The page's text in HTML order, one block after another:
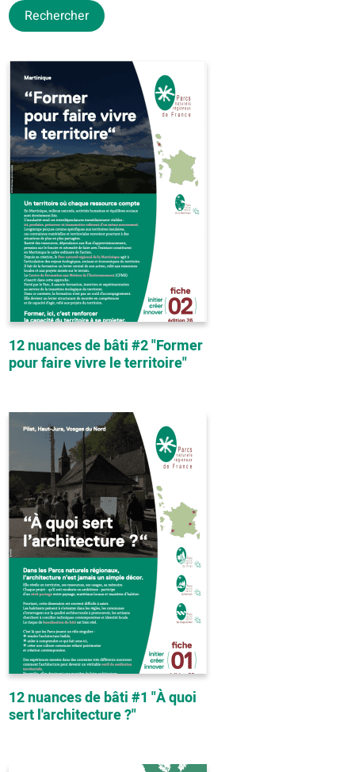
Rechercher
12 nuances de bâti #2 "Former
pour faire vivre le territoire"
12 nuances de bâti #1 "À quoi
sert l'architecture ?"